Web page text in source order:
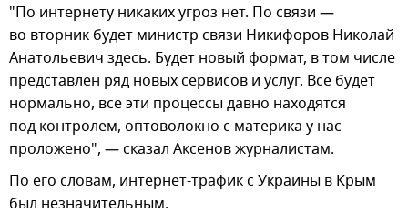
"По интернету никаких угроз нет. По связи —
во вторник будет министр связи Никифоров Николай
Анатольевич здесь. Будет новый формат, в том числе
представлен ряд новых сервисов и услуг. Все будет
нормально, все эти процессы давно находятся
под контролем, оптоволокно с материка у нас
проложено", — сказал Аксенов журналистам.
По его словам, интернет-трафик с Украины в Крым
был незначительным.